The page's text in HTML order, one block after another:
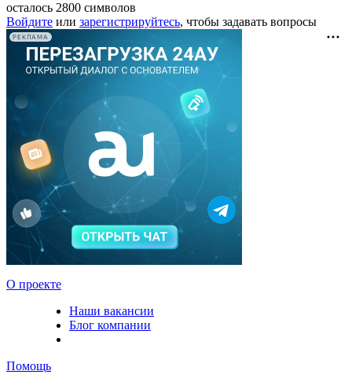
осталось 2800 символов
Войдите или зарегистрируйтесь, чтобы задавать вопросы
РЕКЛАМА
О проекте
Наши вакансии
Блог компании
Помощь